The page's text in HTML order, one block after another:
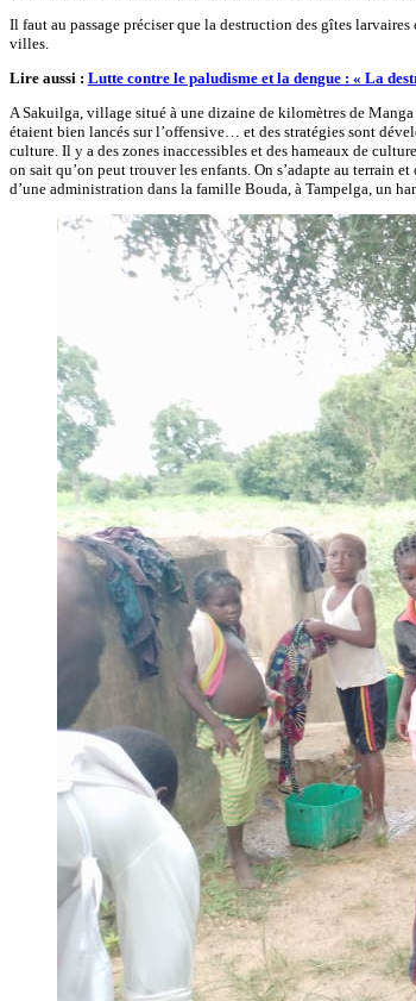
Il faut au passage préciser que la destruction des gîtes
villes.
Lire aussi : Lutte contre le paludisme et la dengue : « La
A Sakuilga, village situé à une dizaine de kilomètres de
étaient bien lancés sur l’offensive… et des stratégies sont
culture. Il y a des zones inaccessibles et des hameaux de
on sait qu’on peut trouver les enfants. On s’adapte au terrain
d’une administration dans la famille Bouda, à Tampelga, un